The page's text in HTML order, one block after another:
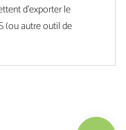
Télécharger
d'exporter le
(ou autre outil de